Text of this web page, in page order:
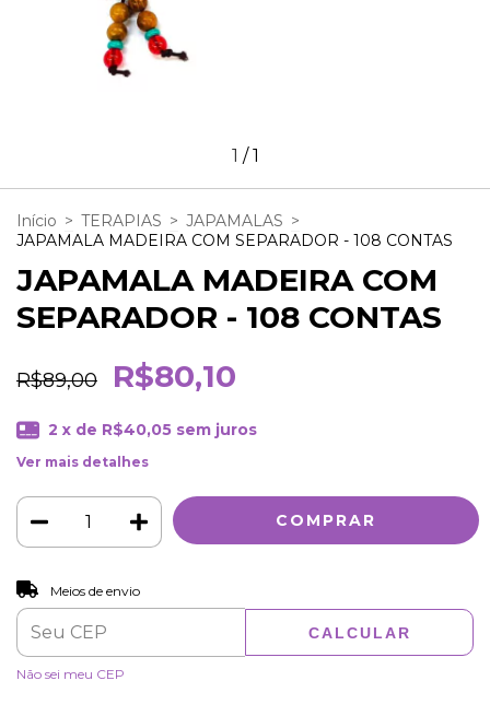
1 /1
Início > TERAPIAS > JAPAMALAS >
JAPAMALA MADEIRA COM SEPARADOR - 108 CONTAS
JAPAMALA MADEIRA COM
SEPARADOR - 108 CONTAS
R$89,00 R$80,10
2 x de R$40,05 sem juros
Ver mais detalhes
Entregas para o CEP:
Meios de envio
CALCULAR
Não sei meu CEP